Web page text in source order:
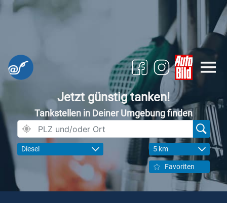
Jetzt günstig tanken!
Tankstellen in Deiner Umgebung finden
Diesel 5 km
Favoriten